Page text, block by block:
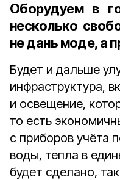
Оборудуем в
несколько
не дань моде, а
Будет и дальше
инфраструктура,
и освещение,
то есть
с приборов учёта
воды, тепла в
будет сделано,